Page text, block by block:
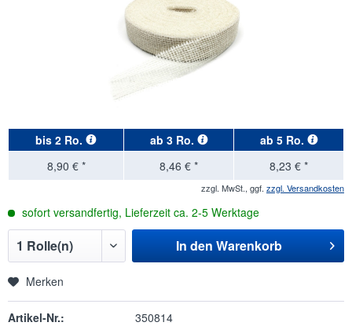
bis 2 Ro. ab 3 Ro. ab 5 Ro.
8,90 € *
8,46 € * 8,23 € *
zzgl. MwSt., ggf. zzgl. Versandkosten
sofort versandfertig, Lieferzeit ca. 2-5 Werktage
In den Warenkorb
Merken
Artikel-Nr.: 350814